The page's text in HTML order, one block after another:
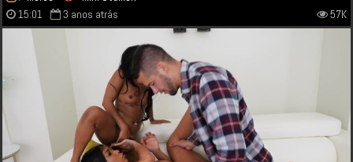
15:01 3 anos atrás 57K